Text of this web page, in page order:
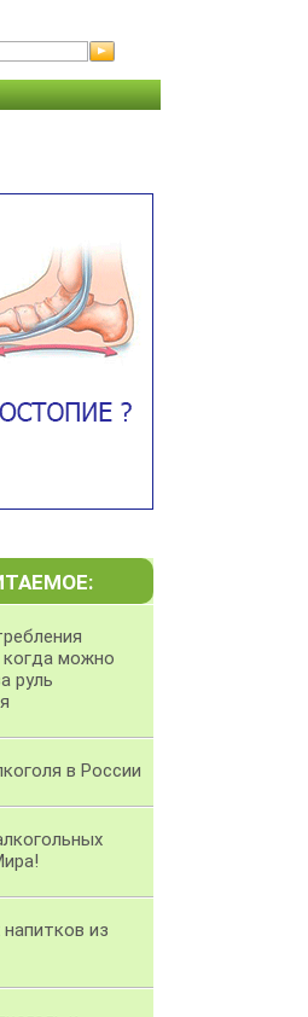
когда можно
руль
в России
из